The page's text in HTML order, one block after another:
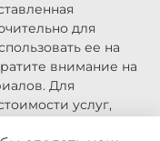
для
ее на
внимание на
Для
услуг,